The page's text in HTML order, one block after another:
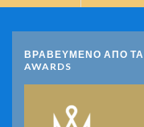
ΒΡΑΒΕΥΜΕΝΟ ΑΠΟ ΤΑ
AWARDS